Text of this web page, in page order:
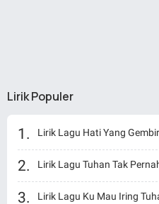
Lirik Populer
Lirik Lagu Hati Yang
Lirik Lagu Tuhan Tak
Lirik Lagu Ku Mau Iring